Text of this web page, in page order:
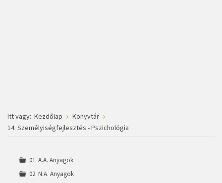
Itt vagy: Kezdőlap
Könyvtár
14. Személyiségfejlesztés - Pszichológia
01. A.A. Anyagok
02. N.A. Anyagok